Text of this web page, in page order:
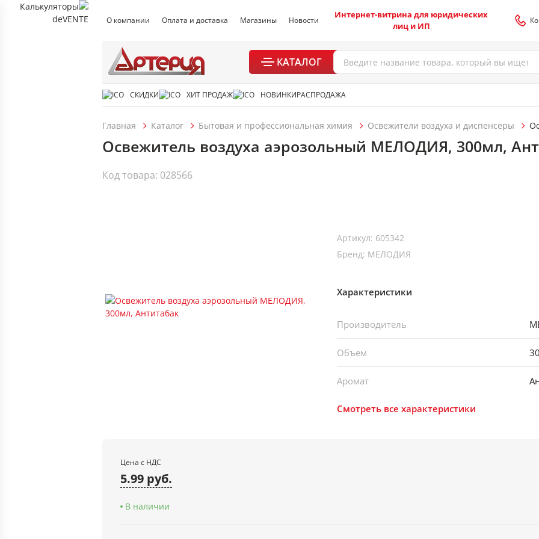
О компании Оплата и доставка Магазины Новости
Интернет-витрина для юридических
лиц и ИП
КАТАЛОГ
СКИДКИ ХИТ ПРОДАЖ НОВИНКИРАСПРОДАЖА
Главная Каталог Бытовая и профессиональная химия Освежители воздуха и диспенсеры
Освежитель воздуха аэрозольный МЕЛОДИЯ, 300мл,
Код товара: 028566
Артикул: 605342
Бренд: МЕЛОДИЯ
Характеристики
Производитель
Объем
Аромат
Смотреть все характеристики
Цена с НДС
5.99 руб.
В наличии